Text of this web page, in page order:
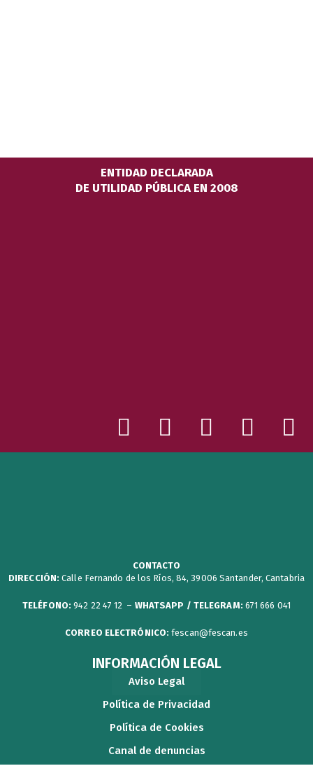
ENTIDAD DECLARADA
DE UTILIDAD PÚBLICA EN 2008
X
-
e
r
F
a
o
k
Y
o
I
n
a
m
N
e
e
r
CONTACTO
DIRECCIÓN: Calle Fernando de los Ríos, 84, 39006 Santander, Cantabria
TELÉFONO: 942 22 47 12 – WHATSAPP / TELEGRAM: 671 666 041
CORREO ELECTRÓNICO: fescan@fescan.es
INFORMACIÓN LEGAL
Aviso Legal
Política de Privacidad
Política de Cookies
Canal de denuncias